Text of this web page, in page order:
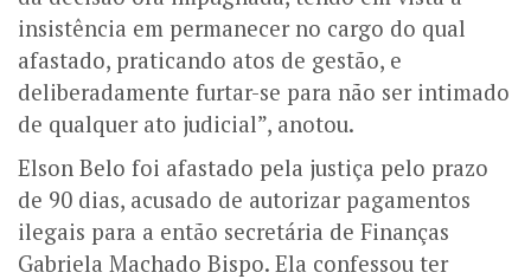
insistência em permanecer no cargo do qual
afastado, praticando atos de gestão, e
deliberadamente furtar-se para não ser intimado
de qualquer ato judicial”, anotou.
Elson Belo foi afastado pela justiça pelo prazo
de 90 dias, acusado de autorizar pagamentos
ilegais para a então secretária de Finanças
Gabriela Machado Bispo. Ela confessou ter